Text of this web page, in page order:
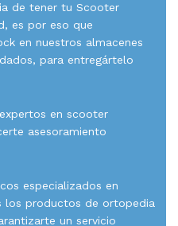
de tener tu Scooter
es por eso que
en nuestros almacenes
para entregártelo
en scooter
asesoramiento
especializados en
los productos de ortopedia
un servicio